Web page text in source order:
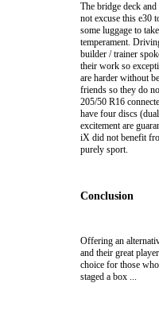
The bridge deck
not excuse this e30
some luggage to
temperament.
builder / trainer
their work so
are harder without
friends so they do
205/50 R16
have four discs
excitement are
iX did not benefit
purely sport.
Conclusion
Offering an
and their great
choice for those
staged a box ...